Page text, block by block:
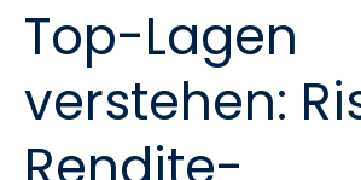
Top-Lagen
verstehen: